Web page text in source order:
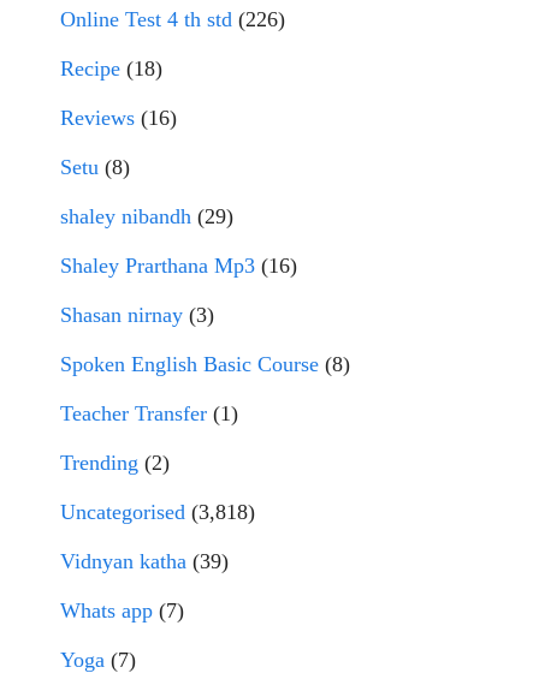
Online Test 4 th std (226)
Recipe (18)
Reviews (16)
Setu (8)
shaley nibandh (29)
Shaley Prarthana Mp3 (16)
Shasan nirnay (3)
Spoken English Basic Course (8)
Teacher Transfer (1)
Trending (2)
Uncategorised (3,818)
Vidnyan katha (39)
Whats app (7)
Yoga (7)